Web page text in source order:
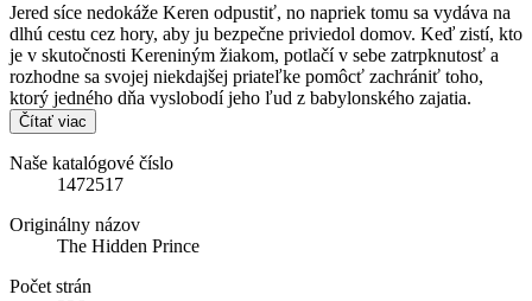
Jered síce nedokáže Keren odpustiť, no napriek tomu sa vydáva na
dlhú cestu cez hory, aby ju bezpečne priviedol domov. Keď zistí, kto
je v skutočnosti Kereniným žiakom, potlačí v sebe zatrpknutosť a
rozhodne sa svojej niekdajšej priateľke pomôcť zachrániť toho,
ktorý jedného dňa vyslobodí jeho ľud z babylonského zajatia.
Čítať viac
Naše katalógové číslo
1472517
Originálny názov
The Hidden Prince
Počet strán